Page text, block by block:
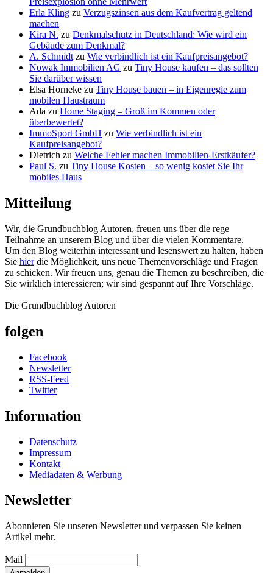
Erla Kling zu Verzugszinsen aus dem Kaufvertrag geltend
machen
Kira N. zu Denkmalschutz in Deutschland: Wie wird ein
Gebäude zum Denkmal?
A. Schmidt zu Wie verbindlich ist ein Kaufpreisangebot?
Nowak Immobilien AG zu Tiny House kaufen – das sollten
Sie darüber wissen
Elsa Horneke zu Tiny House bauen – in Eigenregie zum
mobilen Haustraum
Ada zu Home Staging – Groß im Kommen oder
überbewertet?
ImmoSport GmbH zu Wie verbindlich ist ein
Kaufpreisangebot?
Dietrich zu Welche Fehler machen Immobilien-Erstkäufer?
Paul S. zu Tiny House Kosten – so wenig kostet Sie Ihr
mobiles Haus
Mitteilung
Wir, die Grundbuchblog Autoren, freuen uns über die rege
Teilnahme an unserem Blog und über die vielen Kommentare.
Um den Blog weiterhin interessant und lesenswert zu halten, haben
Sie hierdie Möglichkeit, uns neue Themenvorschläge und Fragen
zu schicken. Wir freuen uns, genau die Themen zu beschreiben, die
Sie wirklich interessieren; wir sind gespannt auf Ihre Vorschläge.
Die Grundbuchblog Autoren
folgen
Facebook
Newsletter
RSS-Feed
Twitter
Information
Datenschutz
Impressum
Kontakt
Mediadaten & Werbung
Newsletter
Abonnieren Sie unseren Newsletter und verpassen Sie keinen
Artikel mehr.
Mail